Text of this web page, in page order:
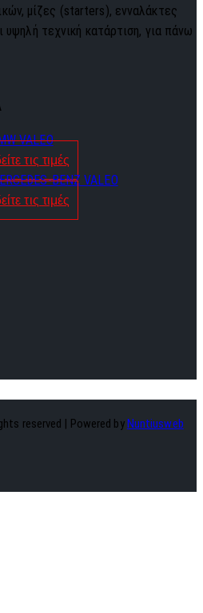
μίζες (starters), ενναλάκτες
τεχνική κατάρτιση, για πάνω
VALEO
τις τιμές
BENZ VALEO
τις τιμές
reserved | Powered by Nuntiusweb